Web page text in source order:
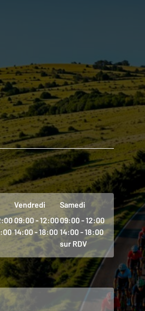
Vendredi
09:00 - 12:00
14:00 - 18:00
Samedi
09:00 - 12:00
14:00 - 18:00
sur RDV